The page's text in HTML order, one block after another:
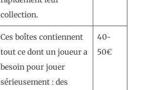
collection.
Ces boîtes contiennent
tout ce dont un joueur a
besoin pour jouer
sérieusement : des
40-
50€